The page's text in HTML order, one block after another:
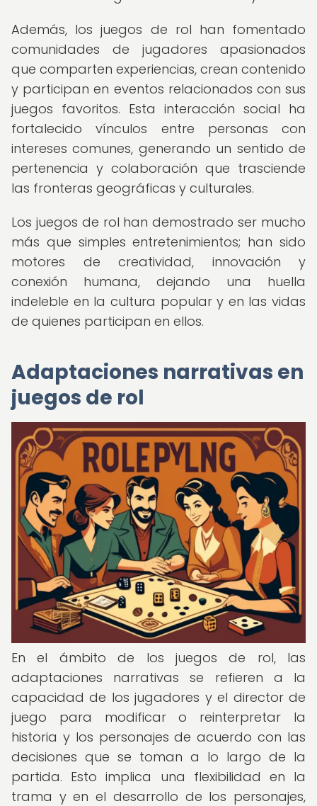
Además, los juegos de rol han fomentado
comunidades de jugadores apasionados
que comparten experiencias, crean contenido
y participan en eventos relacionados con sus
juegos favoritos. Esta interacción social ha
fortalecido vínculos entre personas con
intereses comunes, generando un sentido de
pertenencia y colaboración que trasciende
las fronteras geográficas y culturales.
Los juegos de rol han demostrado ser mucho
más que simples entretenimientos; han sido
motores de creatividad, innovación y
conexión humana, dejando una huella
indeleble en la cultura popular y en las vidas
de quienes participan en ellos.
Adaptaciones narrativas en
juegos de rol
En el ámbito de los juegos de rol, las
adaptaciones narrativas se refieren a la
capacidad de los jugadores y el director de
juego para modificar o reinterpretar la
historia y los personajes de acuerdo con las
decisiones que se toman a lo largo de la
partida. Esto implica una flexibilidad en la
trama y en el desarrollo de los personajes,